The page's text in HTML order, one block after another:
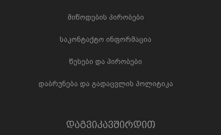
მიწოდების პირობები
საკონტაქტო ინფორმაცია
წესები და პირობები
დაბრუნება და გადაცვლის პოლიტიკა
დაგვიკავშირდით